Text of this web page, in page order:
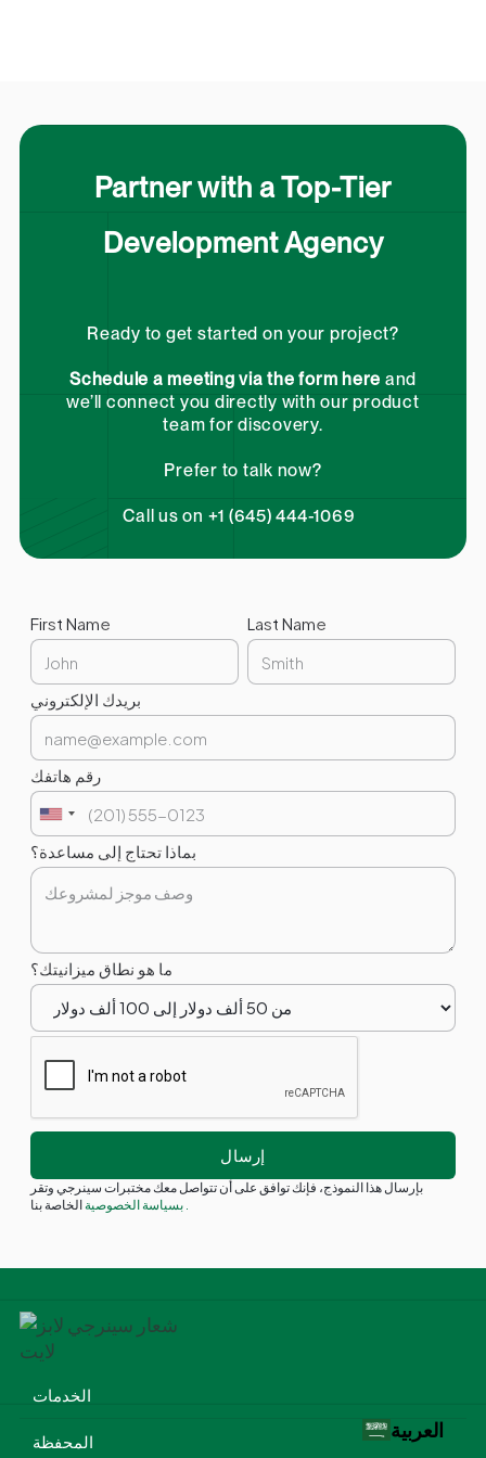
Partner with a Top-Tier
Development Agency
Ready to get started on your project?
Schedule a meeting via the form here and
we’ll connect you directly with our product
team for discovery.
Prefer to talk now?
Call us on +1 (645) 444-1069
First Name Last Name
بريدك الإلكتروني
رقم هاتفك
بماذا تحتاج إلى مساعدة؟
ما هو نطاق ميزانيتك؟
بإرسال هذا النموذج، فإنك توافق على أن تتواصل معك مختبرات سينرجي وتقر
بسياسة الخصوصيةالخاصة بنا
الخدمات
المحفظة العربية‏